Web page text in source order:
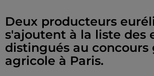
Deux producteurs
s'ajoutent à la liste des
distingués au concours
agricole à Paris.